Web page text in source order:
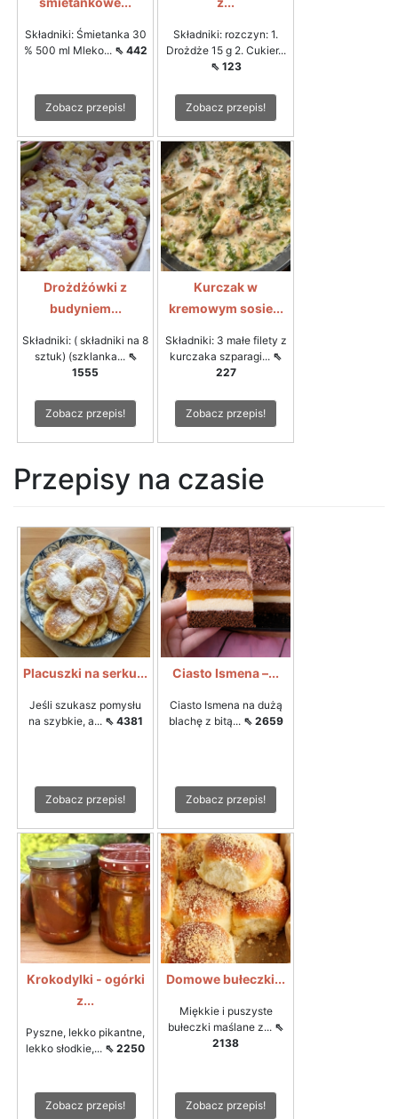
Składniki: Śmietanka 30
% 500 ml Mleko... ⇖ 442
Zobacz przepis!
Składniki: rozczyn: 1.
Drożdże 15 g 2. Cukier...
⇖ 123
Zobacz przepis!
Drożdżówki z
budyniem...
Składniki: ( składniki na 8
sztuk) (szklanka... ⇖
1555
Zobacz przepis!
Kurczak w
kremowym sosie...
Składniki: 3 małe filety z
kurczaka szparagi... ⇖
227
Zobacz przepis!
Przepisy na czasie
Placuszki na serku...
Jeśli szukasz pomysłu
na szybkie, a... ⇖ 4381
Zobacz przepis!
Ciasto Ismena –...
Ciasto Ismena na dużą
blachę z bitą... ⇖ 2659
Zobacz przepis!
Krokodylki - ogórki
z...
Pyszne, lekko pikantne,
lekko słodkie,... ⇖ 2250
Zobacz przepis!
Domowe bułeczki...
Miękkie i puszyste
bułeczki maślane z... ⇖
2138
Zobacz przepis!